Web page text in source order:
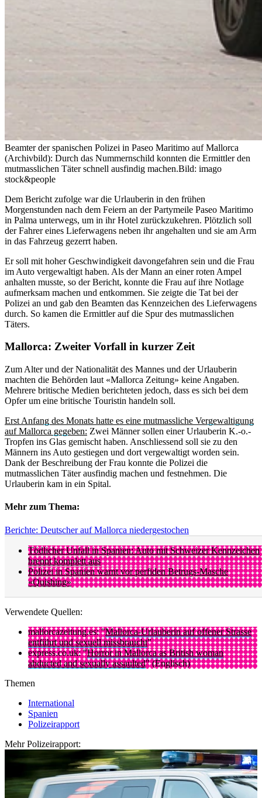
Beamter der spanischen Polizei in Paseo Maritimo auf Mallorca
(Archivbild): Durch das Nummernschild konnten die Ermittler den
mutmasslichen Täter schnell ausfindig machen.Bild: imago
stock&people
Dem Bericht zufolge war die Urlauberin in den frühen
Morgenstunden nach dem Feiern an der Partymeile Paseo Maritimo
in Palma unterwegs, um in ihr Hotel zurückzukehren. Plötzlich soll
der Fahrer eines Lieferwagens neben ihr angehalten und sie am Arm
in das Fahrzeug gezerrt haben.
Er soll mit hoher Geschwindigkeit davongefahren sein und die Frau
im Auto vergewaltigt haben. Als der Mann an einer roten Ampel
anhalten musste, so der Bericht, konnte die Frau auf ihre Notlage
aufmerksam machen und entkommen. Sie zeigte die Tat bei der
Polizei an und gab den Beamten das Kennzeichen des Lieferwagens
durch. So kamen die Ermittler auf die Spur des mutmasslichen
Täters.
Mallorca: Zweiter Vorfall in kurzer Zeit
Zum Alter und der Nationalität des Mannes und der Urlauberin
machten die Behörden laut «Mallorca Zeitung» keine Angaben.
Mehrere britische Medien berichteten jedoch, dass es sich bei dem
Opfer um eine britische Touristin handeln soll.
Erst Anfang des Monats hatte es eine mutmassliche Vergewaltigung
auf Mallorca gegeben: Zwei Männer sollen einer Urlauberin K.-o.-
Tropfen ins Glas gemischt haben. Anschliessend soll sie zu den
Männern ins Auto gestiegen und dort vergewaltigt worden sein.
Dank der Beschreibung der Frau konnte die Polizei die
mutmasslichen Täter ausfindig machen und festnehmen. Die
Urlauberin kam in ein Spital.
Mehr zum Thema:
Berichte: Deutscher auf Mallorca niedergestochen
Tödlicher Unfall in Spanien: Auto mit Schweizer Kennzeichen
brennt komplett aus
Polizei in Spanien warnt vor perfiden Betrugs-Masche
«Quishing»
Verwendete Quellen:
mallorcazeitung.es: "Mallorca-Urlauberin auf offener Strasse
entführt und sexuell missbraucht"
express.co.uk: "Horror in Mallorca as British woman
abducted and sexually assaulted" (Englisch)
Themen
International
Spanien
Polizeirapport
Mehr Polizeirapport: